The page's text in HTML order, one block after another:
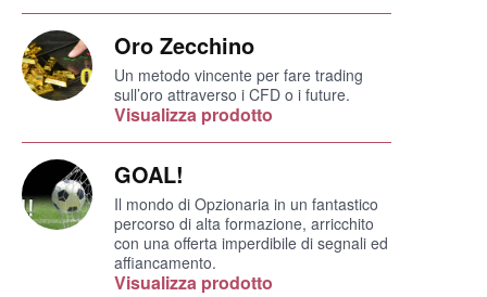
Oro Zecchino
Un metodo vincente per fare trading
sull’oro attraverso i CFD o i future.
Visualizza prodotto
GOAL!
Il mondo di Opzionaria in un fantastico
percorso di alta formazione, arricchito
con una offerta imperdibile di segnali ed
affiancamento.
Visualizza prodotto